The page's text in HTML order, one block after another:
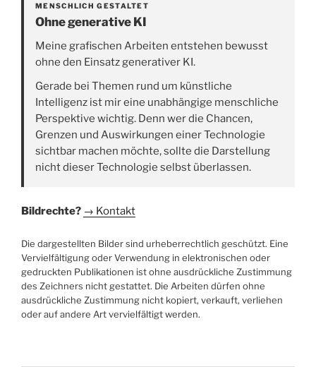
MENSCHLICH GESTALTET
Ohne generative KI
Meine grafischen Arbeiten entstehen bewusst
ohne den Einsatz generativer KI.
Gerade bei Themen rund um künstliche
Intelligenz ist mir eine unabhängige menschliche
Perspektive wichtig. Denn wer die Chancen,
Grenzen und Auswirkungen einer Technologie
sichtbar machen möchte, sollte die Darstellung
nicht dieser Technologie selbst überlassen.
Bildrechte? → Kontakt
Die dargestellten Bilder sind urheberrechtlich geschützt. Eine
Vervielfältigung oder Verwendung in elektronischen oder
gedruckten Publikationen ist ohne ausdrückliche Zustimmung
des Zeichners nicht gestattet. Die Arbeiten dürfen ohne
ausdrückliche Zustimmung nicht kopiert, verkauft, verliehen
oder auf andere Art vervielfältigt werden.